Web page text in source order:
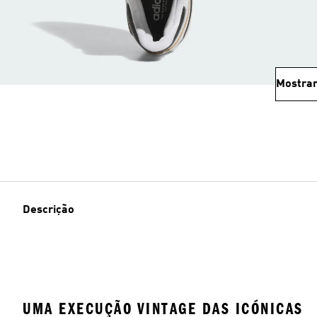
Descrição
UMA EXECUÇÃO VINTAGE DAS ICÓNICAS